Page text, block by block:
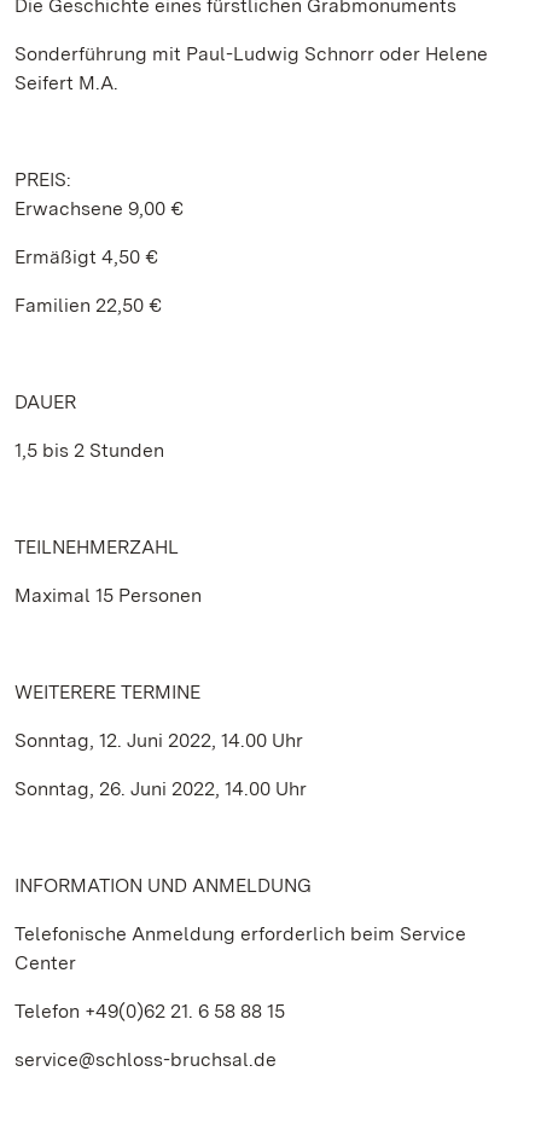
Die Geschichte eines fürstlichen Grabmonuments
Sonderführung mit Paul-Ludwig Schnorr oder Helene
Seifert M.A.
PREIS:
Erwachsene 9,00 €
Ermäßigt 4,50 €
Familien 22,50 €
DAUER
1,5 bis 2 Stunden
TEILNEHMERZAHL
Maximal 15 Personen
WEITERERE TERMINE
Sonntag, 12. Juni 2022, 14.00 Uhr
Sonntag, 26. Juni 2022, 14.00 Uhr
INFORMATION UND ANMELDUNG
Telefonische Anmeldung erforderlich beim Service
Center
Telefon +49(0)62 21. 6 58 88 15
service@schloss-bruchsal.de